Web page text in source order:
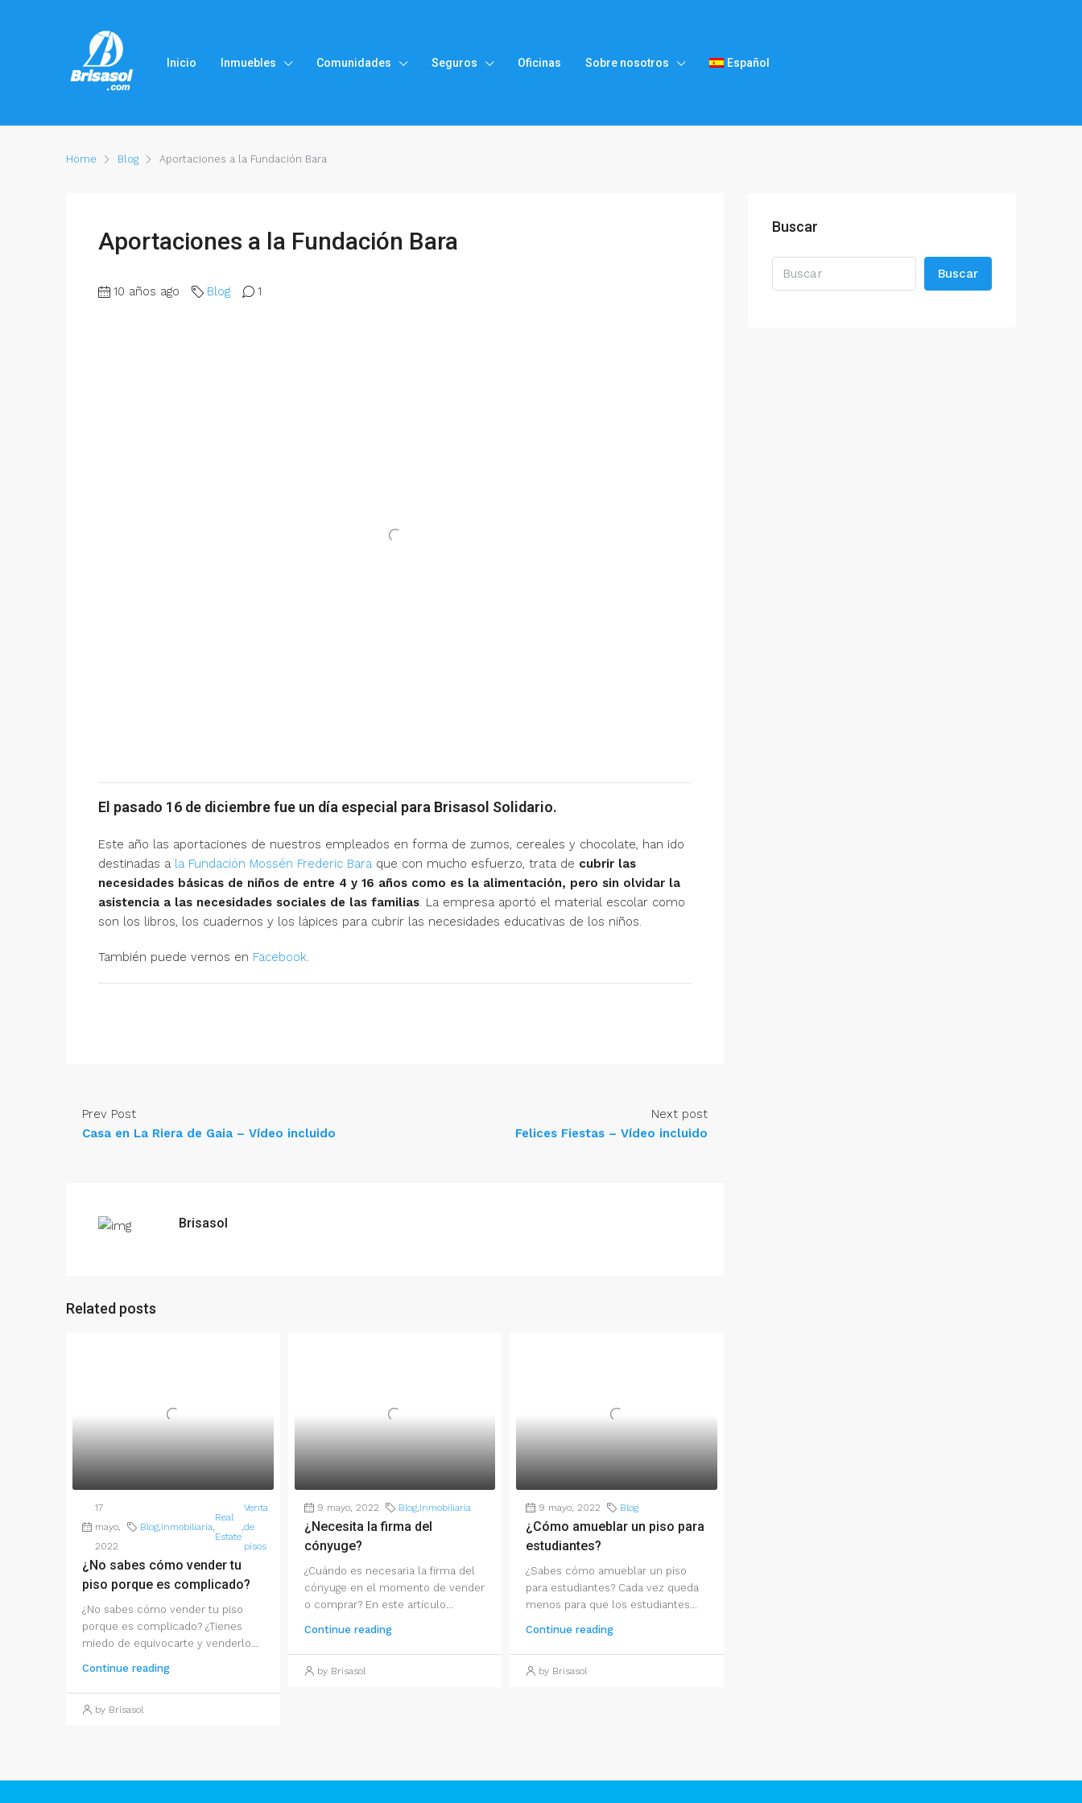
Inicio Inmuebles Comunidades Seguros Oficinas Sobre nosotros Español
Home Blog Aportaciones a la Fundación Bara
Aportaciones a la Fundación Bara
10 años ago Blog 1
El pasado 16 de diciembre fue un día especial para Brisasol Solidario.
Este año las aportaciones de nuestros empleados en forma de zumos, cereales y chocolate, han ido
destinadas a la Fundación Mossén Frederic Bara que con mucho esfuerzo, trata de cubrir las
necesidades básicas de niños de entre 4 y 16 años como es la alimentación, pero sin olvidar la
asistencia a las necesidades sociales de las familias. La empresa aportó el material escolar como
son los libros, los cuadernos y los lápices para cubrir las necesidades educativas de los niños.
También puede vernos en Facebook.
Prev Post
Casa en La Riera de Gaia – Vídeo incluido
Next post
Felices Fiestas – Vídeo incluido
Brisasol
Related posts
17
mayo,
2022
Blog,Inmobiliaria,
Real
Estate
,
Venta
de
pisos
¿No sabes cómo vender tu
piso porque es complicado?
¿No sabes cómo vender tu piso
porque es complicado? ¿Tienes
miedo de equivocarte y venderlo...
Continue reading
by Brisasol
9 mayo, 2022 Blog,Inmobiliaria
¿Necesita la firma del
cónyuge?
¿Cuándo es necesaria la firma del
cónyuge en el momento de vender
o comprar? En este artículo...
Continue reading
by Brisasol
9 mayo, 2022 Blog
¿Cómo amueblar un piso para
estudiantes?
¿Sabes cómo amueblar un piso
para estudiantes? Cada vez queda
menos para que los estudiantes...
Continue reading
by Brisasol
Buscar
Buscar